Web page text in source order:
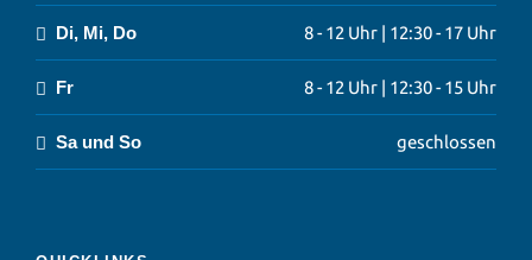
Di, Mi, Do 8 - 12 Uhr | 12:30 - 17 Uhr
Fr 8 - 12 Uhr | 12:30 - 15 Uhr
Sa und So geschlossen